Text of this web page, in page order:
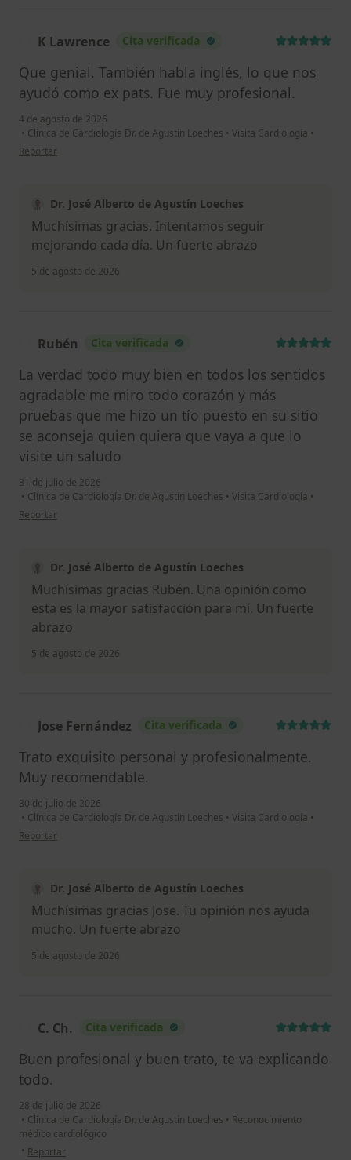
K Lawrence Cita verificada
Que genial. También habla inglés, lo que nos
ayudó como ex pats. Fue muy profesional.
4 de agosto de 2026
• Clínica de Cardiología Dr. de Agustín Loeches • Visita Cardiología •
en opinión del usuario K Lawrence
Reportar
Dr. José Alberto de Agustín Loeches
Muchísimas gracias. Intentamos seguir
mejorando cada día. Un fuerte abrazo
5 de agosto de 2026
Rubén Cita verificada
La verdad todo muy bien en todos los sentidos
agradable me miro todo corazón y más
pruebas que me hizo un tío puesto en su sitio
se aconseja quien quiera que vaya a que lo
visite un saludo
31 de julio de 2026
• Clínica de Cardiología Dr. de Agustín Loeches • Visita Cardiología •
en opinión del usuario Rubén
Reportar
Dr. José Alberto de Agustín Loeches
Muchísimas gracias Rubén. Una opinión como
esta es la mayor satisfacción para mí. Un fuerte
abrazo
5 de agosto de 2026
Jose Fernández Cita verificada
Trato exquisito personal y profesionalmente.
Muy recomendable.
30 de julio de 2026
• Clínica de Cardiología Dr. de Agustín Loeches • Visita Cardiología •
en opinión del usuario Jose Fernández
Reportar
Dr. José Alberto de Agustín Loeches
Muchísimas gracias Jose. Tu opinión nos ayuda
mucho. Un fuerte abrazo
5 de agosto de 2026
C. Ch. Cita verificada
Buen profesional y buen trato, te va explicando
todo.
28 de julio de 2026
• Clínica de Cardiología Dr. de Agustín Loeches • Reconocimiento
médico cardiológico
• en opinión del usuario C. Ch.
Reportar